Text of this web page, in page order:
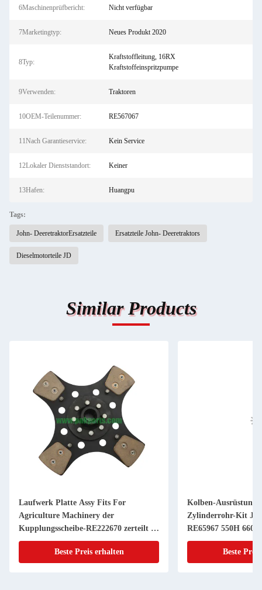
6Maschinenprüfbericht: Nicht verfügbar
7Marketingtyp: Neues Produkt 2020
8Typ:
Kraftstoffleitung, 16RX
Kraftstoffeinspritzpumpe
9Verwenden: Traktoren
10OEM-Teilenummer: RE567067
11Nach Garantieservice: Kein Service
12Lokaler Dienststandort: Keiner
13Hafen: Huangpu
Tags:
John- DeeretraktorErsatzteile Ersatzteile John- Deeretraktors
Dieselmotorteile JD
Similar Products
Laufwerk Platte Assy Fits For
Agriculture Machinery der
Kupplungsscheibe-RE222670 zerteilt 11
Zoll 20 KEIL
Beste Preis erhalten
Kolben-Ausrüstung
Zylinderrohr-Kit JDs
RE65967 550H 6603
Powerthch Turbo
Beste